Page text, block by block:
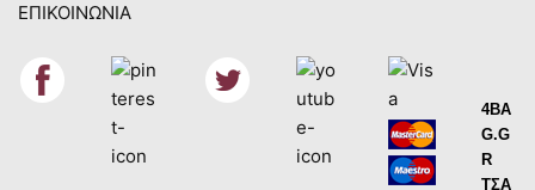
ΕΠΙΚΟΙΝΩΝΙΑ
4BA
G.G
R
ΤΣΑ